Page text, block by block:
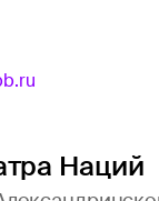
Наций